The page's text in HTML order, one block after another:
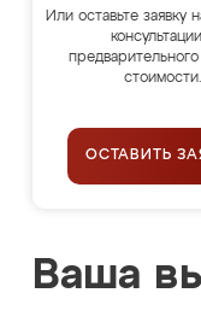
Или оставьте заявку
предварительного
стоимости.
ОСТАВИТЬ
Ваша